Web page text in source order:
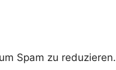
Spam zu reduzieren.